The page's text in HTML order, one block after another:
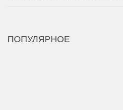
ПОПУЛЯРНОЕ